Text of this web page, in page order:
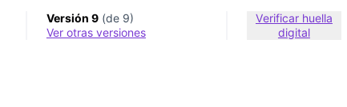
Versión 9(de 9)
ver otras versiones
Verificar huella
digital